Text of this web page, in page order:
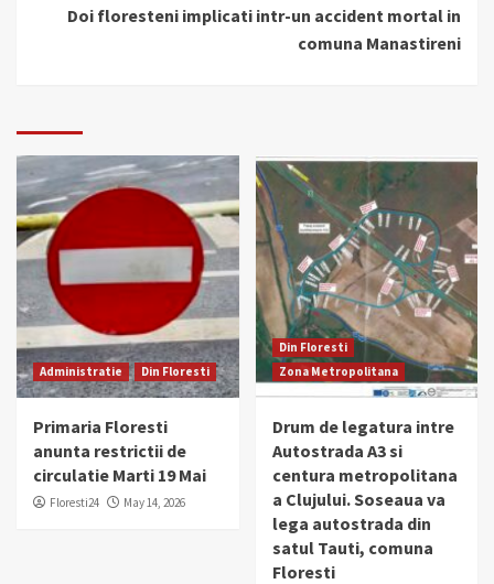
Doi floresteni implicati intr-un accident mortal in
comuna Manastireni
Administratie Din Floresti
Primaria Floresti
anunta restrictii de
circulatie Marti 19 Mai
Floresti24 May 14, 2026
Din Floresti
Zona Metropolitana
Drum de legatura intre
Autostrada A3 si
centura metropolitana
a Clujului. Soseaua va
lega autostrada din
satul Tauti, comuna
Floresti